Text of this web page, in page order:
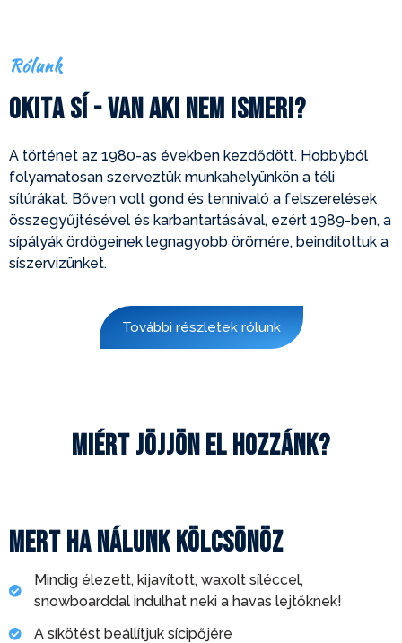
Rólunk
Okita Sí - van aki nem ismeri?
A történet az 1980-as években kezdődött. Hobbyból
folyamatosan szerveztük munkahelyünkön a téli
sítúrákat. Bőven volt gond és tennivaló a felszerelések
összegyűjtésével és karbantartásával, ezért 1989-ben, a
sípályák ördögeinek legnagyobb örömére, beindítottuk a
síszervizünket.
További részletek rólunk
Miért jöjjön el hozzánk?
Mert ha nálunk kölcsönöz
Mindig élezett, kijavított, waxolt síléccel,
snowboarddal indulhat neki a havas lejtőknek!
A síkötést beállítjuk sícipőjére